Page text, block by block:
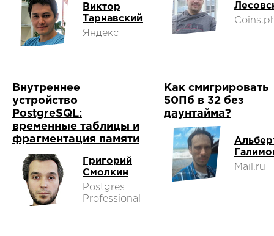
Виктор
Тарнавский
Яндекс
Внутреннее
устройство
PostgreSQL:
временные таблицы и
фрагментация памяти
Григорий
Смолкин
Postgres
Professional
Как смигрировать
50Пб в 32 без
даунтайма?
Mail.ru